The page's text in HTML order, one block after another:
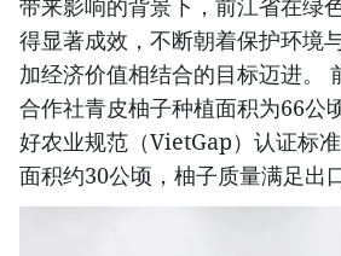
带来影响的背景下，前江省在绿
得显著成效，不断朝着保护环境
加经济价值相结合的目标迈进。
合作社青皮柚子种植面积为66公
好农业规范（VietGap）认证标
面积约30公顷，柚子质量满足出